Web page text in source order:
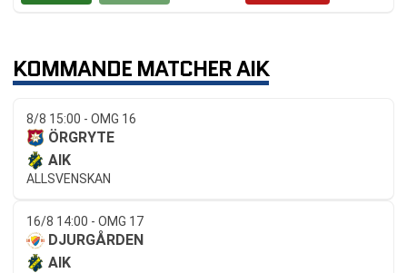
KOMMANDE MATCHER AIK
8/8 15:00 - OMG 16
ÖRGRYTE
AIK
ALLSVENSKAN
16/8 14:00 - OMG 17
DJURGÅRDEN
AIK